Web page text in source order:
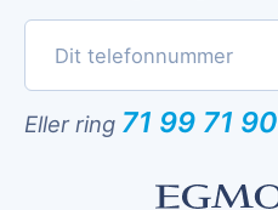
Eller ring 71 99 71 90